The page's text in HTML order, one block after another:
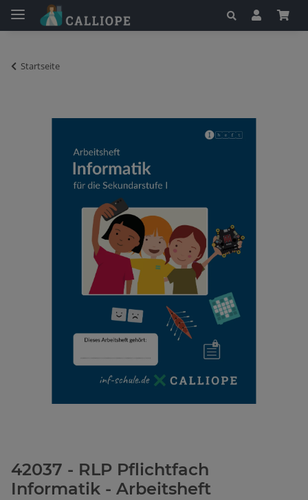
Startseite
42037 - RLP Pflichtfach
Informatik - Arbeitsheft